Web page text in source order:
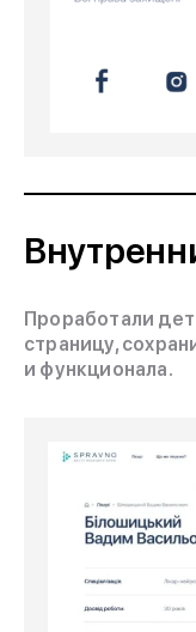
Проработали
страницу,
и функционала.